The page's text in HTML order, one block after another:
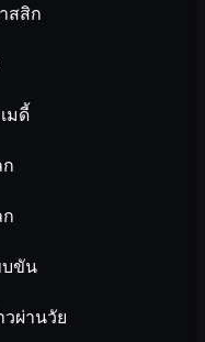
สสิก
มดี้
บขัน
ผ่านวัย